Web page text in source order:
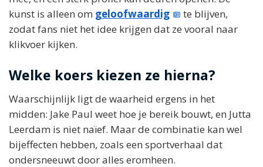
kunst is alleen om geloofwaardig
te blijven,
zodat fans niet het idee krijgen dat ze vooral naar
klikvoer kijken.
Welke koers kiezen ze hierna?
Waarschijnlijk ligt de waarheid ergens in het
midden: Jake Paul weet hoe je bereik bouwt, en Jutta
Leerdam is niet naïef. Maar de combinatie kan wel
bijeffecten hebben, zoals een sportverhaal dat
ondersneeuwt door alles eromheen.